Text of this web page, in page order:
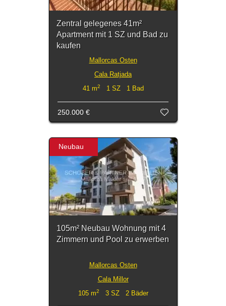
Zentral gelegenes 41m²
Apartment mit 1 SZ und Bad zu
kaufen
Mallorcas Osten
Cala Ratjada
41 m2 1 SZ 1 Bad
250.000 €
Neubau
105m² Neubau Wohnung mit 4
Zimmern und Pool zu erwerben
Mallorcas Osten
Cala Millor
105 m2 3 SZ 2 Bäder